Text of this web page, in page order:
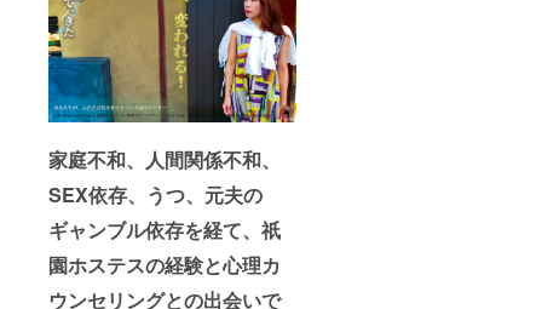
家庭不和、人間関係不和、
SEX依存、うつ、元夫の
ギャンブル依存を経て、 祇
園ホステスの経験と心理カ
ウンセリングとの出会いで